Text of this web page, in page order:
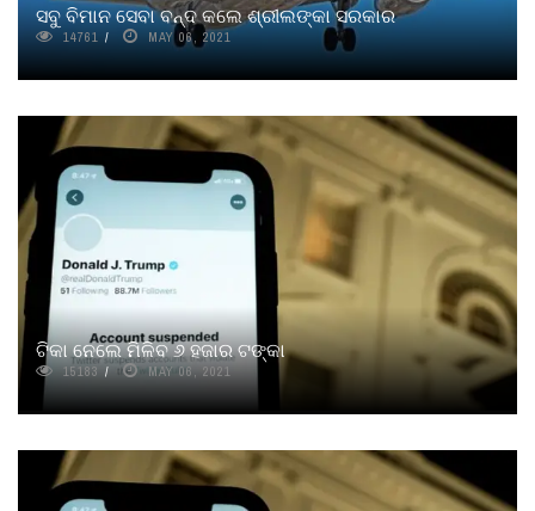
ସବୁ ବିମାନ ସେବା ବନ୍ଦ କଲେ ଶ୍ରୀଲଙ୍କା ସରକାର
14761 MAY 06, 2021
ଟିକା ନେଲେ ମିଳିବ ୬ ହଜାର ଟଙ୍କା
15183 MAY 06, 2021